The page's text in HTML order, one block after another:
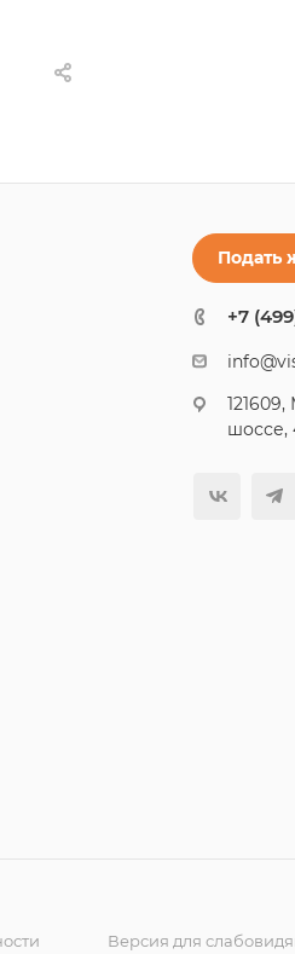
Подать
+7
шоссе,
Версия для